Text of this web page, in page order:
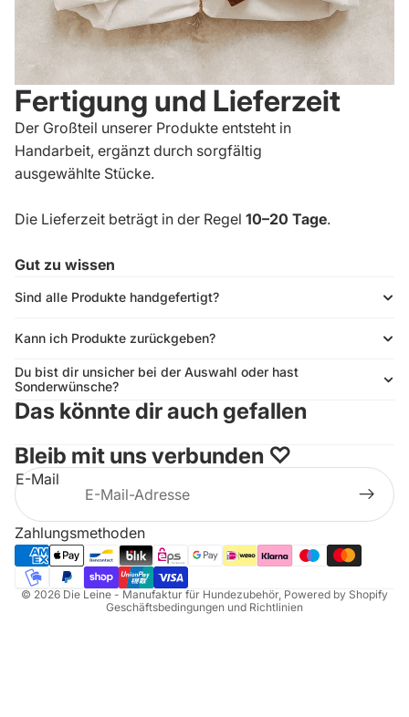
Fertigung und Lieferzeit
Der Großteil unserer Produkte entsteht in
Handarbeit, ergänzt durch sorgfältig
ausgewählte Stücke.
Die Lieferzeit beträgt in der Regel 10–20 Tage.
Gut zu wissen
Sind alle Produkte handgefertigt?
Kann ich Produkte zurückgeben?
Du bist dir unsicher bei der Auswahl oder hast
Sonderwünsche?
Das könnte dir auch gefallen
Bleib mit uns verbunden ♡
E-Mail
Zahlungsmethoden
© 2026 Die Leine - Manufaktur für Hundezubehör, Powered by Shopify
Geschäftsbedingungen und Richtlinien
Widerrufsrecht
Datenschutzerklärung
AGB
Impressum